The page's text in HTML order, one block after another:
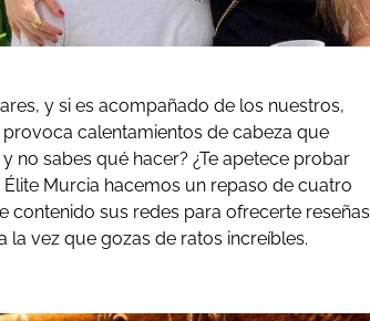
y si es acompañado de los nuestros,
calentamientos de cabeza que
no sabes qué hacer? ¿Te apetece probar
Murcia hacemos un repaso de cuatro
contenido sus redes para ofrecerte reseñas
vez que gozas de ratos increíbles.